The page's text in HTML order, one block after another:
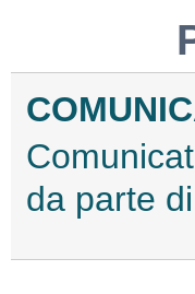
da parte